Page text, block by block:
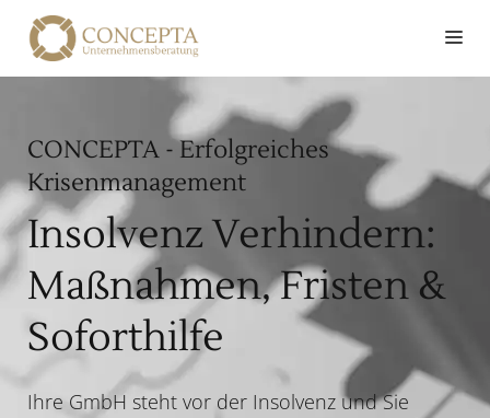
Zum
Inhalt
springen
CONCEPTA - Erfolgreiches
Krisenmanagement
Insolvenz Verhindern:
Maßnahmen, Fristen &
Soforthilfe
Ihre GmbH steht vor der Insolvenz und Sie